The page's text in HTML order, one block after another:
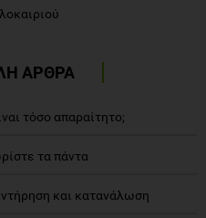
ΑΡΘΡΑ
τόσο απαραίτητο;
τα πάντα
και κατανάλωση